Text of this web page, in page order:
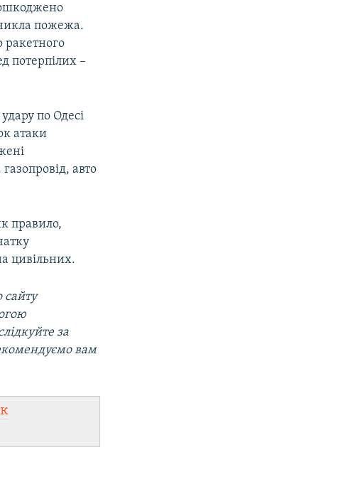
пожежа.
ракетного
потерпілих –
по Одесі
атаки
авто
правило,
цивільних.
сайту
за
вам